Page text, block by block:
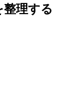
理する